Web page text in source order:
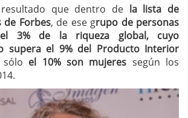
que dentro de la lista de
Forbes, de ese grupo de personas
3% de la riqueza global, cuyo
supera el 9% del Producto Interior
el 10% son mujeres según los